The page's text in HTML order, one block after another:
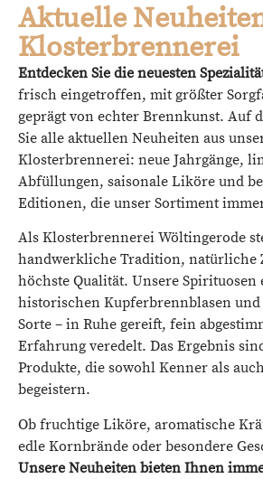
Aktuelle
Klosterbrennerei
Entdecken Sie die neuesten
frisch eingetroffen, mit größter
geprägt von echter Brennkunst. Auf
Sie alle aktuellen Neuheiten aus
Klosterbrennerei: neue Jahrgänge,
Abfüllungen, saisonale Liköre und
Editionen, die unser Sortiment
Als Klosterbrennerei Wöltingerode
handwerkliche Tradition, natürliche
höchste Qualität. Unsere Spirituosen
historischen Kupferbrennblasen und
Sorte – in Ruhe gereift, fein
Erfahrung veredelt. Das Ergebnis
Produkte, die sowohl Kenner als
begeistern.
Ob fruchtige Liköre, aromatische
edle Kornbrände oder besondere
Unsere Neuheiten bieten Ihnen